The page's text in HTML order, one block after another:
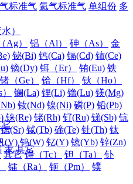
标准气 氦气标准气 单组份 多
）
Ag） 铝（Al） 砷（As）
金
铋(Bi) 钙(Ca) 镉(Cd) 铈(Ce)
镝(Dy) 铒（Er） 铕(Eu) 铁
锗（Ge） 铪（Hf）
钬（Ho）
镧(La) 锂(Li) 镥(Lu) 镁(Mg)
钕(Nd) 镍(Ni) 磷(P) 铅(Pb)
铼(Re) 铑(Rh) 钌(Ru) 锑(Sb) 钪
锶(Sr) 铽(Tb) 碲(Te) 钍(Th) 钛
(V) 钨(W) 钇(Y) 镱(Yb) 锌(Zn)
其它 锝（Tc） 钽（Ta）
钋
镭（Ra） 钷（Pm）
镤
它
汞 其它